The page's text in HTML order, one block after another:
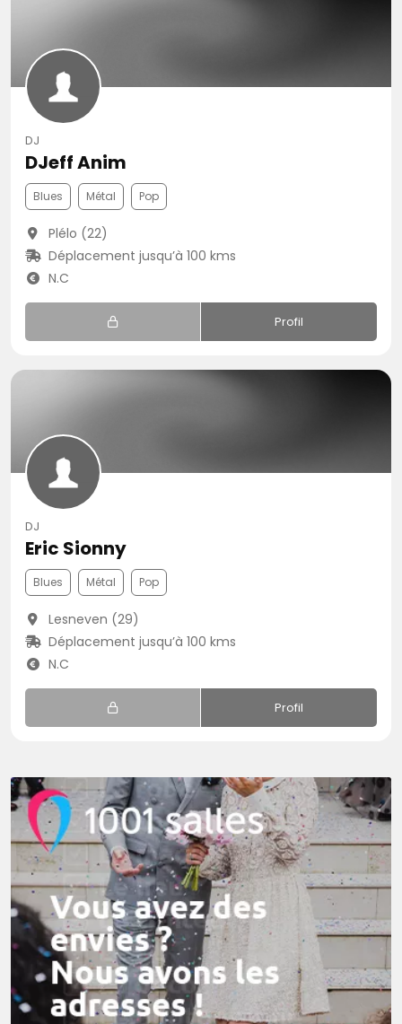
DJ
DJeff Anim
Blues Métal Pop
Plélo (22)
Déplacement jusqu’à 100 kms
N.C
Profil
DJ
Eric Sionny
Blues Métal Pop
Lesneven (29)
Déplacement jusqu’à 100 kms
N.C
Profil